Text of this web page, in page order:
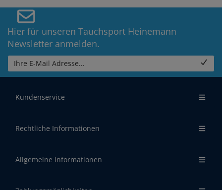
Hier für unseren Tauchsport Heinemann
Newsletter anmelden.
Ihre E-Mail Adresse...
Kundenservice
Rechtliche Informationen
Allgemeine Informationen